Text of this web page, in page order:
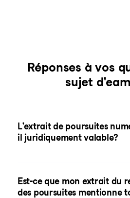
Réponses à vos
sujet
L'extrait de poursuites
il juridiquement valable?
Est-ce que mon extrait du
des poursuites mentionne